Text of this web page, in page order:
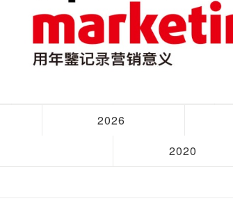
2026
2020